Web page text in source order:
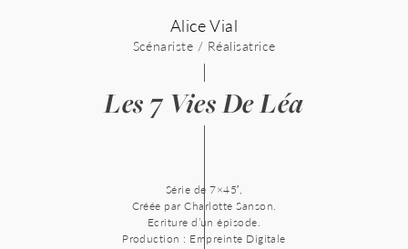
Alice Vial
Scénariste / Réalisatrice
Les 7 Vies De Léa
Série de 7×45′,
Créée par Charlotte Sanson.
Ecriture d’un épisode.
Production : Empreinte Digitale